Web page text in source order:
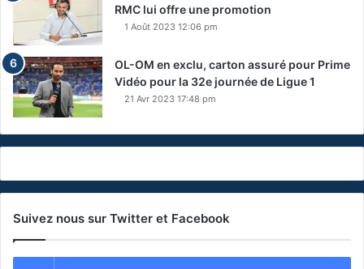
RMC lui offre une promotion
1 Août 2023 12:06 pm
OL-OM en exclu, carton assuré pour Prime
Vidéo pour la 32e journée de Ligue 1
21 Avr 2023 17:48 pm
Suivez nous sur Twitter et Facebook